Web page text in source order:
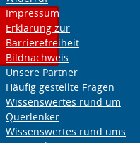
Impressum
Erklärung zur
Barrierefreiheit
Bildnachweis
Unsere Partner
Häufig gestellte Fragen
Wissenswertes rund um
Querlenker
Wissenswertes rund ums